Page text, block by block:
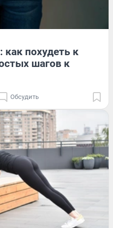
похудеть к
шагов к
Обсудить